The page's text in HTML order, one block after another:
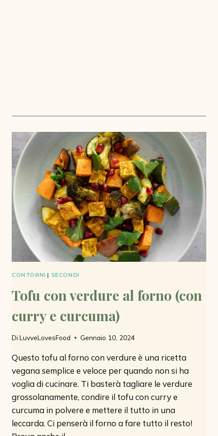
CONTORNI | SECONDI
Tofu con verdure al forno (con
curry e curcuma)
Di LuvveLovesFood Gennaio 10, 2024
Questo tofu al forno con verdure è una ricetta
vegana semplice e veloce per quando non si ha
voglia di cucinare. Ti basterà tagliare le verdure
grossolanamente, condire il tofu con curry e
curcuma in polvere e mettere il tutto in una
leccarda. Ci penserà il forno a fare tutto il resto!